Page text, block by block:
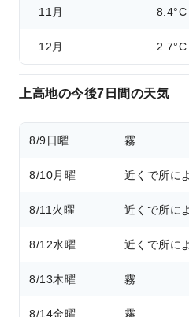
11月 8.4°C
12月 2.7°C
上高地の今後7日間の天気
8/9日曜 霧
8/10月曜 近くで所に
8/11 火曜 近くで所に
8/12水曜 近くで所に
8/13木曜 霧
8/14金曜 霧